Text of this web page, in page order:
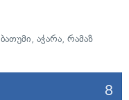
ბათუმი, აჭარა, რამაზ
8